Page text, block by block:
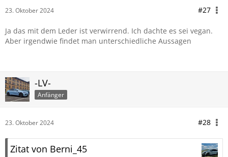
23. Oktober 2024 #27
Ja das mit dem Leder ist verwirrend. Ich dachte es sei vegan.
Aber irgendwie findet man unterschiedliche Aussagen
-LV-
Anfänger
23. Oktober 2024 #28
Zitat von Berni_45